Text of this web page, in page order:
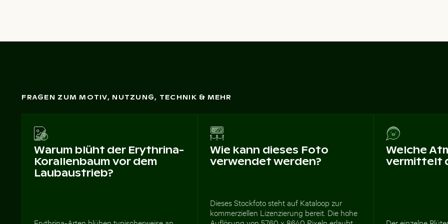
FRAGEN ZUM MOTIV, NUTZUNG, TECHNIK & MEHR
Warum blüht der Erythrina-
Korallenbaum vor dem
Laubaustrieb?
Wie kann dieses Foto
verwendet werden?
Dieses Stockfoto steht auf Kataloop zur
kommerziellen Lizenzierung bereit. Die hohe
Welche
vermittelt